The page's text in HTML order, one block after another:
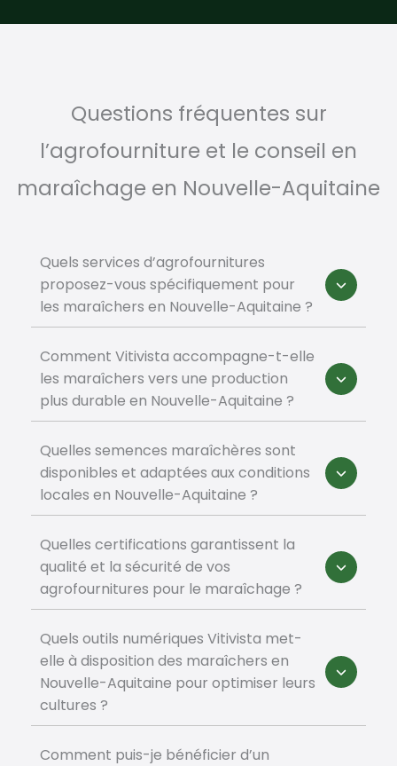
Questions fréquentes sur
l’agrofourniture et le conseil en
maraîchage en Nouvelle-Aquitaine
Quels services d’agrofournitures
proposez-vous spécifiquement pour
les maraîchers en Nouvelle-Aquitaine ?
Comment Vitivista accompagne-t-elle
les maraîchers vers une production
plus durable en Nouvelle-Aquitaine ?
Quelles semences maraîchères sont
disponibles et adaptées aux conditions
locales en Nouvelle-Aquitaine ?
Quelles certifications garantissent la
qualité et la sécurité de vos
agrofournitures pour le maraîchage ?
Quels outils numériques Vitivista met-
elle à disposition des maraîchers en
Nouvelle-Aquitaine pour optimiser leurs
cultures ?
Comment puis-je bénéficier d’un